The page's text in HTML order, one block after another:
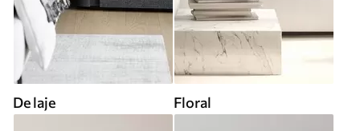
De laje Floral